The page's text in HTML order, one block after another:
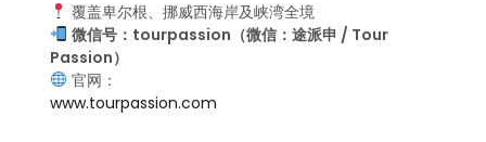
覆盖卑尔根、挪威西海岸及峡湾全境
微信号：tourpassion（微信：途派申 / Tour
Passion）
官网：
www.tourpassion.com